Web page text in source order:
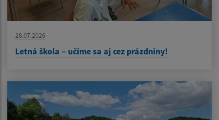
28.07.2026
Letná škola – učíme sa aj cez prázdniny!